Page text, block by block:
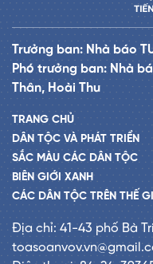
Trưởng ban: Nhà báo
Phó trưởng ban: Nhà
Thân, Hoài Thu
TRANG CHỦ
DÂN TỘC VÀ PHÁT TRIỂN
SẮC MÀU CÁC DÂN TỘC
BIÊN GIỚI XANH
CÁC DÂN TỘC TRÊN THẾ
Địa chỉ: 41-43 phố Bà